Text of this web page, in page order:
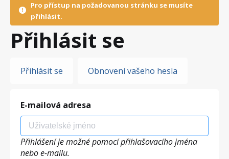
Pro přístup na požadovanou stránku se musíte
přihlásit.
Přihlásit se
Hlavní
Přihlásit se Obnovení vašeho hesla
E-mailová adresa
Přihlášení je možné pomocí přihlašovacího jména
nebo e-mailu.